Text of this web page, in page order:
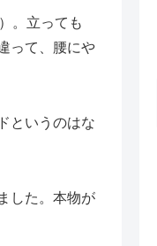
。立っても
って、腰にや
というのはな
した。本物が